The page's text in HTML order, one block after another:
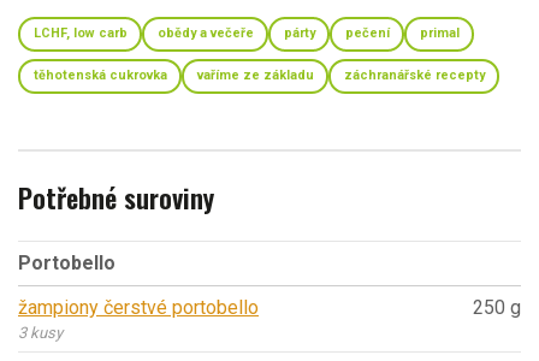
LCHF, low carb obědy a večeře párty pečení primal
těhotenská cukrovka vaříme ze základu záchranářské recepty
Potřebné suroviny
Portobello
žampiony čerstvé portobello
3 kusy
250 g